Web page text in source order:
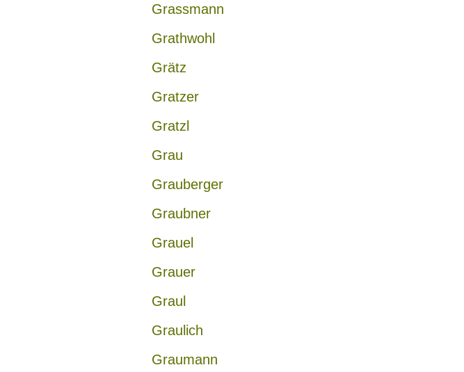
Grassmann
Grathwohl
Grätz
Gratzer
Gratzl
Grau
Grauberger
Graubner
Grauel
Grauer
Graul
Graulich
Graumann